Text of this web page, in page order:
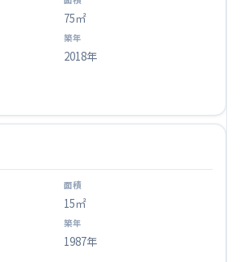
75㎡
2018年
15㎡
1987年